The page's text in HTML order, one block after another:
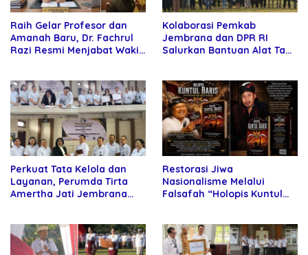
Raih Gelar Profesor dan
Amanah Baru, Dr. Fachrul
Razi Resmi Menjabat Wakil
Kolaborasi Pemkab
Jembrana dan DPR RI
Salurkan Bantuan Alat Tani
Perkuat Tata Kelola dan
Layanan, Perumda Tirta
Amertha Jati Jembrana
Restorasi Jiwa
Nasionalisme Melalui
Falsafah “Holopis Kuntul